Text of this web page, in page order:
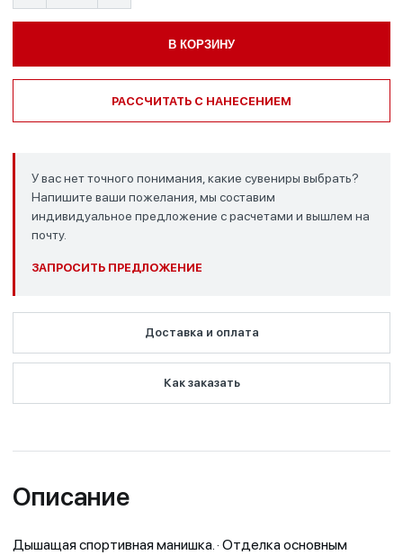
В КОРЗИНУ
РАССЧИТАТЬ С НАНЕСЕНИЕМ
У вас нет точного понимания, какие сувениры выбрать?
Напишите ваши пожелания, мы составим
индивидуальное предложение с расчетами и вышлем на
почту.
ЗАПРОСИТЬ ПРЕДЛОЖЕНИЕ
Доставка и оплата
Как заказать
Описание
Дышащая спортивная манишка. · Отделка основным